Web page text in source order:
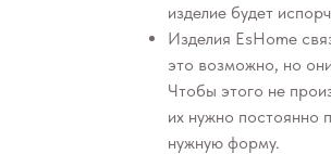
изделие будет
Изделия EsHome
это возможно, но
Чтобы этого не
их нужно постоянно
нужную форму.